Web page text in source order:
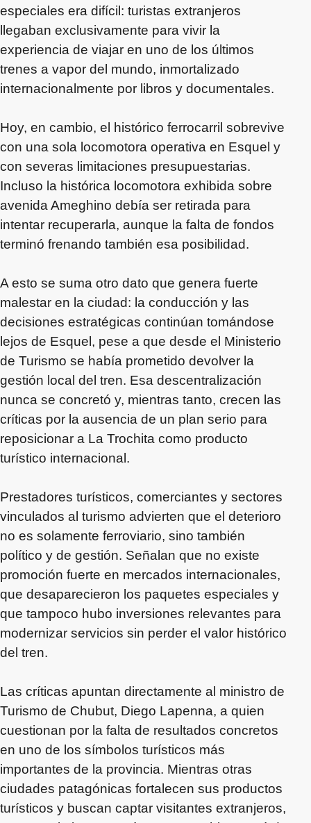
especiales era difícil: turistas extranjeros
llegaban exclusivamente para vivir la
experiencia de viajar en uno de los últimos
trenes a vapor del mundo, inmortalizado
internacionalmente por libros y documentales.
Hoy, en cambio, el histórico ferrocarril sobrevive
con una sola locomotora operativa en Esquel y
con severas limitaciones presupuestarias.
Incluso la histórica locomotora exhibida sobre
avenida Ameghino debía ser retirada para
intentar recuperarla, aunque la falta de fondos
terminó frenando también esa posibilidad.
A esto se suma otro dato que genera fuerte
malestar en la ciudad: la conducción y las
decisiones estratégicas continúan tomándose
lejos de Esquel, pese a que desde el Ministerio
de Turismo se había prometido devolver la
gestión local del tren. Esa descentralización
nunca se concretó y, mientras tanto, crecen las
críticas por la ausencia de un plan serio para
reposicionar a La Trochita como producto
turístico internacional.
Prestadores turísticos, comerciantes y sectores
vinculados al turismo advierten que el deterioro
no es solamente ferroviario, sino también
político y de gestión. Señalan que no existe
promoción fuerte en mercados internacionales,
que desaparecieron los paquetes especiales y
que tampoco hubo inversiones relevantes para
modernizar servicios sin perder el valor histórico
del tren.
Las críticas apuntan directamente al ministro de
Turismo de Chubut, Diego Lapenna, a quien
cuestionan por la falta de resultados concretos
en uno de los símbolos turísticos más
importantes de la provincia. Mientras otras
ciudades patagónicas fortalecen sus productos
turísticos y buscan captar visitantes extranjeros,